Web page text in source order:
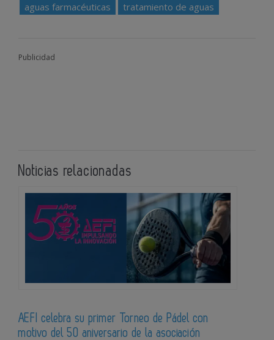
aguas farmacéuticas
tratamiento de aguas
Publicidad
Noticias relacionadas
AEFI celebra su primer Torneo de Pádel con
motivo del 50 aniversario de la asociación